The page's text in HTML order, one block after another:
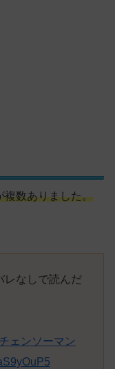
複数ありました。
レなしで読んだ
ェンソーマン